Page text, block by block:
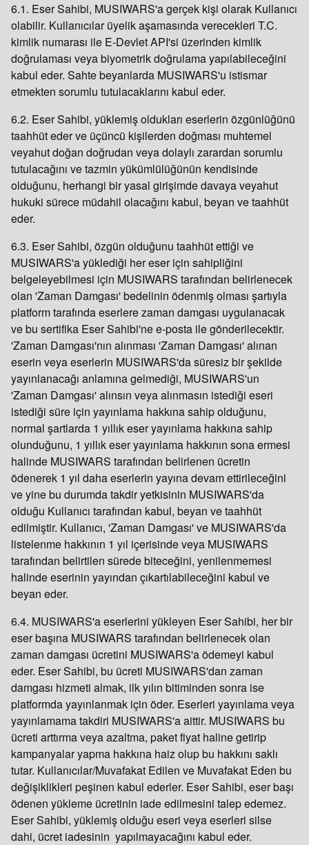
6.1. Eser Sahibi, MUSIWARS'a gerçek kişi olarak Kullanıcı
olabilir. Kullanıcılar üyelik aşamasında verecekleri T.C.
kimlik numarası ile E-Devlet API'si üzerinden kimlik
doğrulaması veya biyometrik doğrulama yapılabileceğini
kabul eder. Sahte beyanlarda MUSIWARS'u istismar
etmekten sorumlu tutulacaklarını kabul eder.
6.2. Eser Sahibi, yüklemiş oldukları eserlerin özgünlüğünü
taahhüt eder ve üçüncü kişilerden doğması muhtemel
veyahut doğan doğrudan veya dolaylı zarardan sorumlu
tutulacağını ve tazmin yükümlülüğünün kendisinde
olduğunu, herhangi bir yasal girişimde davaya veyahut
hukuki sürece müdahil olacağını kabul, beyan ve taahhüt
eder.
6.3. Eser Sahibi, özgün olduğunu taahhüt ettiği ve
MUSIWARS'a yüklediği her eser için sahipliğini
belgeleyebilmesi için MUSIWARS tarafından belirlenecek
olan 'Zaman Damgası' bedelinin ödenmiş olması şartıyla
platform tarafında eserlere zaman damgası uygulanacak
ve bu sertifika Eser Sahibi'ne e-posta ile gönderilecektir.
'Zaman Damgası'nın alınması 'Zaman Damgası' alınan
eserin veya eserlerin MUSIWARS'da süresiz bir şekilde
yayınlanacağı anlamına gelmediği, MUSIWARS'un
'Zaman Damgası' alınsın veya alınmasın istediği eseri
istediği süre için yayınlama hakkına sahip olduğunu,
normal şartlarda 1 yıllık eser yayınlama hakkına sahip
olunduğunu, 1 yıllık eser yayınlama hakkının sona ermesi
halinde MUSIWARS tarafından belirlenen ücretin
ödenerek 1 yıl daha eserlerin yayına devam ettirileceğini
ve yine bu durumda takdir yetkisinin MUSIWARS'da
olduğu Kullanıcı tarafından kabul, beyan ve taahhüt
edilmiştir. Kullanıcı, 'Zaman Damgası' ve MUSIWARS'da
listelenme hakkının 1 yıl içerisinde veya MUSIWARS
tarafından belirtilen sürede biteceğini, yenilenmemesi
halinde eserinin yayından çıkartılabileceğini kabul ve
beyan eder.
6.4. MUSIWARS'a eserlerini yükleyen Eser Sahibi, her bir
eser başına MUSIWARS tarafından belirlenecek olan
zaman damgası ücretini MUSIWARS'a ödemeyi kabul
eder. Eser Sahibi, bu ücreti MUSIWARS'dan zaman
damgası hizmeti almak, ilk yılın bitiminden sonra ise
platformda yayınlanmak için öder. Eserleri yayınlama veya
yayınlamama takdiri MUSIWARS'a aittir. MUSIWARS bu
ücreti arttırma veya azaltma, paket fiyat haline getirip
kampanyalar yapma hakkına haiz olup bu hakkını saklı
tutar. Kullanıcılar/Muvafakat Edilen ve Muvafakat Eden bu
değişiklikleri peşinen kabul ederler. Eser Sahibi, eser başı
ödenen yükleme ücretinin iade edilmesini talep edemez.
Eser Sahibi, yüklemiş olduğu eseri veya eserleri silse
dahi, ücret iadesinin yapılmayacağını kabul eder.